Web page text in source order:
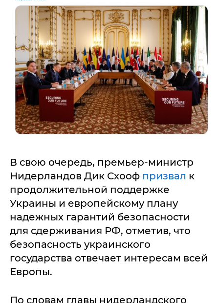
В свою очередь, премьер-министр
Нидерландов Дик Схооф призвал к
продолжительной поддержке
Украины и европейскому плану
надежных гарантий безопасности
для сдерживания РФ, отметив, что
безопасность украинского
государства отвечает интересам всей
Европы.
По словам главы нидерландского